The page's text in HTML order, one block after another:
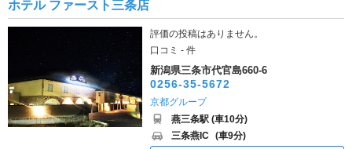
ホテル ファースト三条店
評価の投稿はありません。
口コミ - 件
新潟県三条市代官島660-6
0256-35-5672
京都グループ
燕三条駅 (車10分)
三条燕IC (車9分)